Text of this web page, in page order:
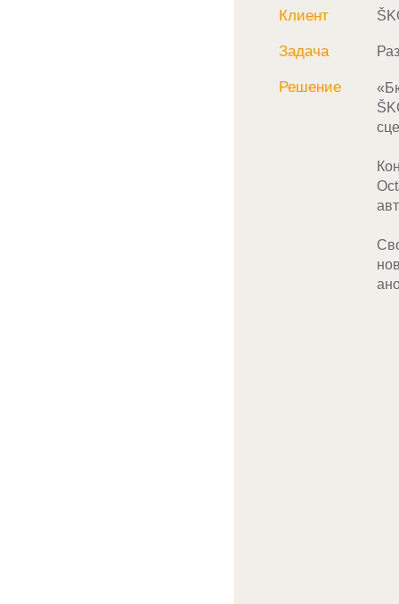
Клиент
Задача
Решение